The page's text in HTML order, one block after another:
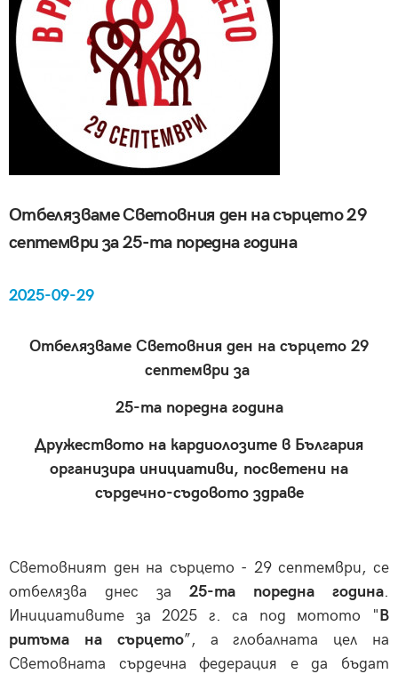
Отбелязваме Световния ден на сърцето 29
септември за 25-та поредна година
2025-09-29
Отбелязваме Световния ден на сърцето 29
септември за
25-та поредна година
Дружеството на кардиолозите в България
организира инициативи, посветени на
сърдечно-съдовото здраве
Световният ден на сърцето - 29 септември, се
отбелязва днес за 25-та поредна година.
Инициативите за 2025 г. са под мотото " В
ритъма на сърцето”, а глобалната цел на
Световната сърдечна федерация е да бъдат